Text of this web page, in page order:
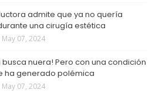
admite que ya no quería
una cirugía estética
May 07, 2024
busca nuera! Pero con una condición
ha generado polémica
May 07, 2024